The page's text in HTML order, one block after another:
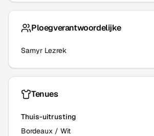
Ploegverantwoordelijke
Samyr Lezrek
Tenues
Thuis-uitrusting
Bordeaux / Wit